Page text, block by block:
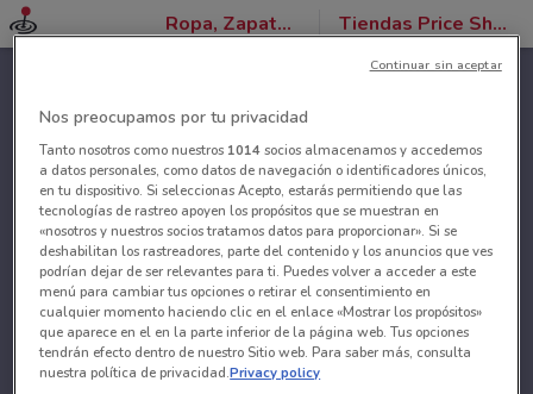
Ropa, Zapatos y Accesorios Tiendas Price Shoes
Nos preocupamos por tu privacidad
Tanto nosotros como nuestros 1014socios almacenamos y accedemos
a datos personales, como datos de navegación o identificadores únicos,
en tu dispositivo. Si seleccionas Acepto, estarás permitiendo que las
tecnologías de rastreo apoyen los propósitos que se muestran en
«nosotros y nuestros socios tratamos datos para proporcionar». Si se
deshabilitan los rastreadores, parte del contenido y los anuncios que ves
podrían dejar de ser relevantes para ti. Puedes volver a acceder a este
menú para cambiar tus opciones o retirar el consentimiento en
cualquier momento haciendo clic en el enlace «Mostrar los propósitos»
que aparece en el en la parte inferior de la página web. Tus opciones
tendrán efecto dentro de nuestro Sitio web. Para saber más, consulta
nuestra política de privacidad.Privacy policy
Continuar sin aceptar